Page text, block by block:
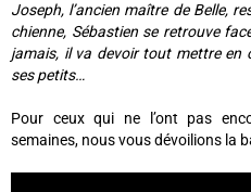
Joseph, l’ancien maître de Belle,
chienne, Sébastien se retrouve
jamais, il va devoir tout mettre en
ses petits…
Pour ceux qui ne l’ont pas
semaines, nous vous dévoilions la